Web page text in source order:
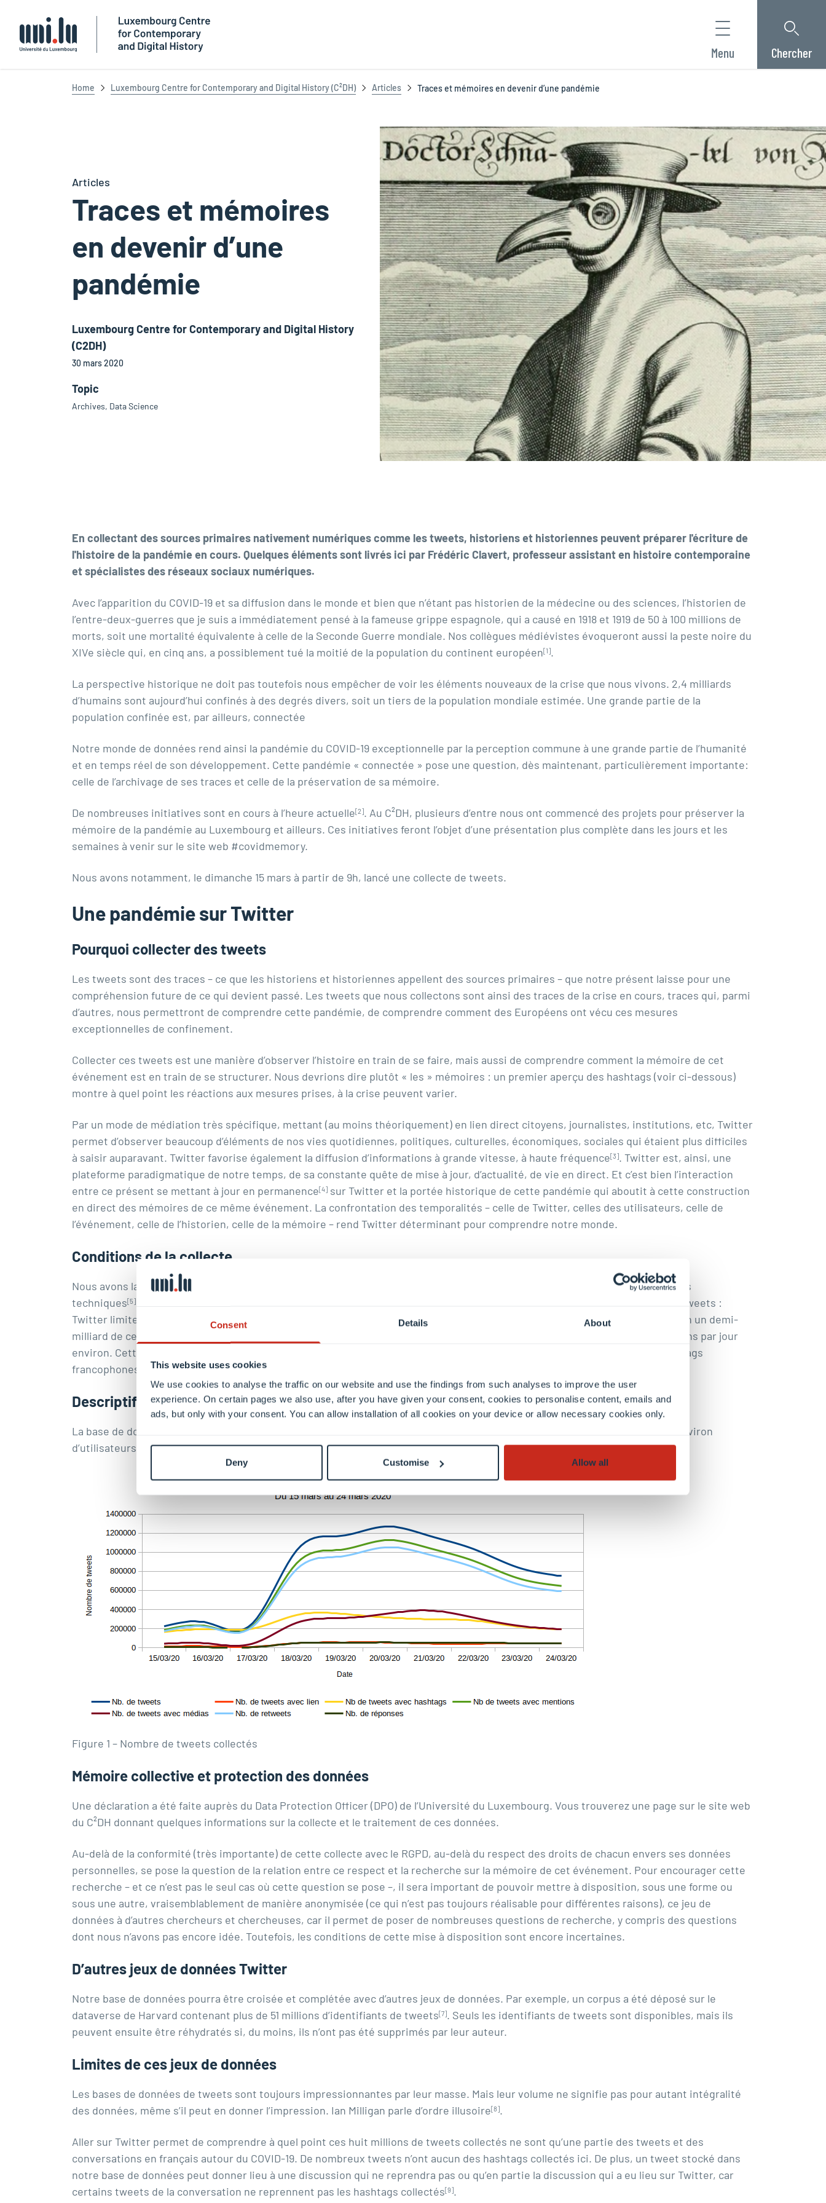
Consent Details About
This website uses cookies
We use cookies to analyse the traffic on our website and use the findings from such analyses to improve the user
experience. On certain pages we also use, after you have given your consent, cookies to personalise content, emails and
ads, but only with your consent. You can allow installation of all cookies on your device or allow necessary cookies only.
Deny Customise Allow all
Menu Chercher
Home Luxembourg Centre for Contemporary and Digital History (C²DH) Articles Traces et mémoires en devenir d’une pandémie
Articles
Traces et mémoires
en devenir d’une
pandémie
Luxembourg Centre for Contemporary and Digital History
(C2DH)
30 mars 2020
Topic
Archives, Data Science
En collectant des sources primaires nativement numériques comme les tweets, historiens et historiennes peuvent préparer l'écriture de
l'histoire de la pandémie en cours. Quelques éléments sont livrés ici par Frédéric Clavert, professeur assistant en histoire contemporaine
et spécialistes des réseaux sociaux numériques.
Avec l’apparition du COVID-19 et sa diffusion dans le monde et bien que n’étant pas historien de la médecine ou des sciences, l’historien de
l’entre-deux-guerres que je suis a immédiatement pensé à la fameuse grippe espagnole, qui a causé en 1918 et 1919 de 50 à 100 millions de
morts, soit une mortalité équivalente à celle de la Seconde Guerre mondiale. Nos collègues médiévistes évoqueront aussi la peste noire du
XIVe siècle qui, en cinq ans, a possiblement tué la moitié de la population du continent européen[1].
La perspective historique ne doit pas toutefois nous empêcher de voir les éléments nouveaux de la crise que nous vivons. 2,4 milliards
d’humains sont aujourd’hui confinés à des degrés divers, soit un tiers de la population mondiale estimée. Une grande partie de la
population confinée est, par ailleurs, connectée
Notre monde de données rend ainsi la pandémie du COVID-19 exceptionnelle par la perception commune à une grande partie de l’humanité
et en temps réel de son développement. Cette pandémie « connectée » pose une question, dès maintenant, particulièrement importante:
celle de l’archivage de ses traces et celle de la préservation de sa mémoire.
De nombreuses initiatives sont en cours à l’heure actuelle[2]. Au C²DH, plusieurs d’entre nous ont commencé des projets pour préserver la
mémoire de la pandémie au Luxembourg et ailleurs. Ces initiatives feront l’objet d’une présentation plus complète dans les jours et les
semaines à venir sur le site web #covidmemory.
Nous avons notamment, le dimanche 15 mars à partir de 9h, lancé une collecte de tweets.
Une pandémie sur Twitter
Pourquoi collecter des tweets
Les tweets sont des traces – ce que les historiens et historiennes appellent des sources primaires – que notre présent laisse pour une
compréhension future de ce qui devient passé. Les tweets que nous collectons sont ainsi des traces de la crise en cours, traces qui, parmi
d’autres, nous permettront de comprendre cette pandémie, de comprendre comment des Européens ont vécu ces mesures
exceptionnelles de confinement.
Collecter ces tweets est une manière d’observer l’histoire en train de se faire, mais aussi de comprendre comment la mémoire de cet
événement est en train de se structurer. Nous devrions dire plutôt « les » mémoires : un premier aperçu des hashtags (voir ci-dessous)
montre à quel point les réactions aux mesures prises, à la crise peuvent varier.
Par un mode de médiation très spécifique, mettant (au moins théoriquement) en lien direct citoyens, journalistes, institutions, etc, Twitter
permet d’observer beaucoup d’éléments de nos vies quotidiennes, politiques, culturelles, économiques, sociales qui étaient plus difficiles
à saisir auparavant. Twitter favorise également la diffusion d’informations à grande vitesse, à haute fréquence[3]. Twitter est, ainsi, une
plateforme paradigmatique de notre temps, de sa constante quête de mise à jour, d’actualité, de vie en direct. Et c’est bien l’interaction
entre ce présent se mettant à jour en permanence[4] sur Twitter et la portée historique de cette pandémie qui aboutit à cette construction
en direct des mémoires de ce même événement. La confrontation des temporalités – celle de Twitter, celles des utilisateurs, celle de
l’événement, celle de l’historien, celle de la mémoire – rend Twitter déterminant pour comprendre notre monde.
Conditions de la collecte
Nous avons lancé la collecte dimanche 15 mars matin. Elle est limitée à des hashtags français et francophones pour des raisons
techniques[5]
. En effet, collecter un mot-clé comme #covid19 aurait engendré un dépassement des conditions de collecte de tweets :
Twitter limite le nombre de tweets collecté gratuitement à 1% des tweets globalement émis sur sa plateforme. Comme environ un demi-
milliard de ces petits messages sont publiés quotidiennement, nous pouvons ainsi en collecter théoriquement jusqu’à 5 millions par jour
environ. Cette limite est cependant calculée sur 15 minutes et non sur la journée: même en limitant notre collecte à des hashtags
francophones, nous l’atteignons une à deux fois par jour
Descriptif de la base de données au 24 mars
La base de données ainsi amassée représentait le 24 mars à 23:59 un peu moins de huit millions de tweets pour 1,5 millions environ
d’utilisateurs. La figure 1 donne un aperçu statistique de la base de données.
Figure 1 – Nombre de tweets collectés
Mémoire collective et protection des données
Une déclaration a été faite auprès du Data Protection Officer (DPO) de l’Université du Luxembourg. Vous trouverez une page sur le site web
du C²DH donnant quelques informations sur la collecte et le traitement de ces données.
Au-delà de la conformité (très importante) de cette collecte avec le RGPD, au-delà du respect des droits de chacun envers ses données
personnelles, se pose la question de la relation entre ce respect et la recherche sur la mémoire de cet événement. Pour encourager cette
recherche – et ce n’est pas le seul cas où cette question se pose –, il sera important de pouvoir mettre à disposition, sous une forme ou
sous une autre, vraisemblablement de manière anonymisée (ce qui n’est pas toujours réalisable pour différentes raisons), ce jeu de
données à d’autres chercheurs et chercheuses, car il permet de poser de nombreuses questions de recherche, y compris des questions
dont nous n’avons pas encore idée. Toutefois, les conditions de cette mise à disposition sont encore incertaines.
D’autres jeux de données Twitter
Notre base de données pourra être croisée et complétée avec d’autres jeux de données. Par exemple, un corpus a été déposé sur le
dataverse de Harvard contenant plus de 51 millions d’identifiants de tweets[7]. Seuls les identifiants de tweets sont disponibles, mais ils
peuvent ensuite être réhydratés si, du moins, ils n’ont pas été supprimés par leur auteur.
Limites de ces jeux de données
Les bases de données de tweets sont toujours impressionnantes par leur masse. Mais leur volume ne signifie pas pour autant intégralité
des données, même s’il peut en donner l’impression. Ian Milligan parle d’ordre illusoire[8].
Aller sur Twitter permet de comprendre à quel point ces huit millions de tweets collectés ne sont qu’une partie des tweets et des
conversations en français autour du COVID-19. De nombreux tweets n’ont aucun des hashtags collectés ici. De plus, un tweet stocké dans
notre base de données peut donner lieu à une discussion qui ne reprendra pas ou qu’en partie la discussion qui a eu lieu sur Twitter, car
certains tweets de la conversation ne reprennent pas les hashtags collectés[9].